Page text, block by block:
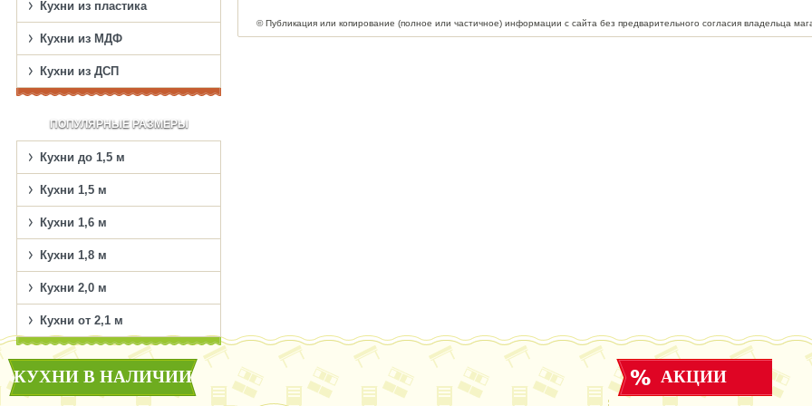
© Публикация или копирование (полное или частичное) информации с сайта без предварительного согласия владельца
Кухни из пластика
Кухни из МДФ
Кухни из ДСП
ПОПУЛЯРНЫЕ РАЗМЕРЫ
Кухни до 1,5 м
Кухни 1,5 м
Кухни 1,6 м
Кухни 1,8 м
Кухни 2,0 м
Кухни от 2,1 м
КУХНИ В НАЛИЧИИ АКЦИИ